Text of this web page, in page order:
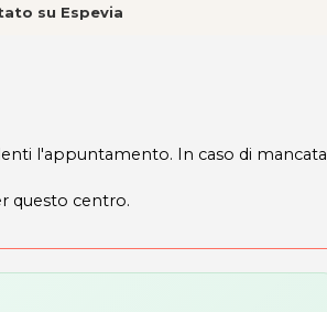
su Espevia
l'appuntamento. In caso di mancata
questo centro.